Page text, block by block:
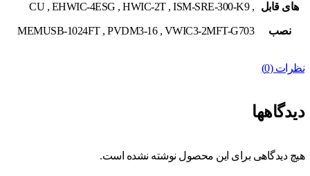
های قابل
نصب
CU , EHWIC-4ESG , HWIC-2T , ISM-SRE-300-K9 ,
MEMUSB-1024FT , PVDM3-16 , VWIC3-2MFT-G703
نظرات (0)
دیدگاهها
هیچ دیدگاهی برای این محصول نوشته نشده است.